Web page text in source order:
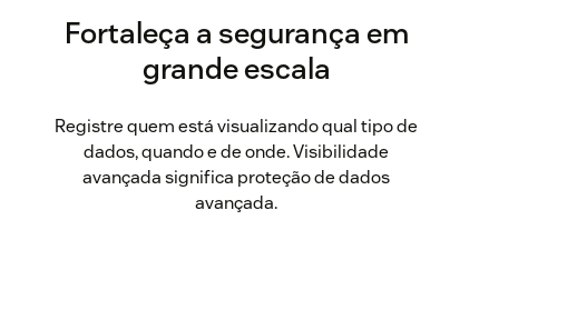
Fortaleça a segurança em
grande escala
Registre quem está visualizando qual tipo de
dados, quando e de onde. Visibilidade
avançada significa proteção de dados
avançada.